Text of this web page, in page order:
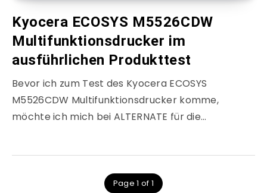
Kyocera ECOSYS M5526CDW
Multifunktionsdrucker im
ausführlichen Produkttest
Bevor ich zum Test des Kyocera ECOSYS
M5526CDW Multifunktionsdrucker komme,
möchte ich mich bei ALTERNATE für die…
Page 1 of 1